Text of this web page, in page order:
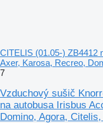
CITELIS (01.05-) ZB4412
Axer, Karosa, Recreo,
7
Vzduchový sušič
na autobusa Irisbus
Domino, Agora,